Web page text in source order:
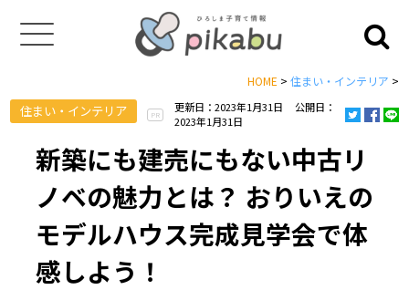
HOME > 住まい・インテリア >
住まい・インテリア PR
更新日：2023年1月31日
公開日：
2023年1月31日
新築にも建売にもない中古リ
ノベの魅力とは？ おりいえの
モデルハウス完成見学会で体
感しよう！